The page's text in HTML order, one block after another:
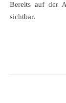
Bereits auf der
sichtbar.